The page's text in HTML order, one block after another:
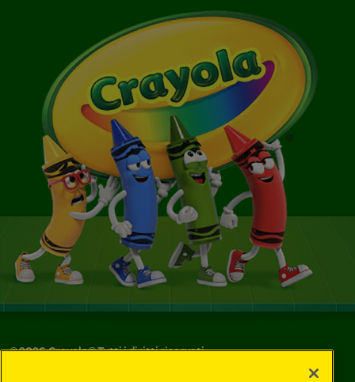
©2026Crayola® Tutti i diritti riservati.